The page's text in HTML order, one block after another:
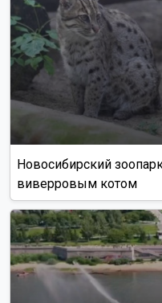
Новосибирский
виверровым котом